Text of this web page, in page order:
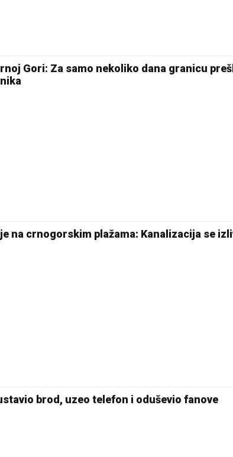
Gori: Za samo nekoliko dana granicu
na crnogorskim plažama: Kanalizacija se
brod, uzeo telefon i oduševio fanove